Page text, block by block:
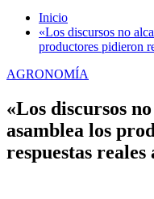
Inicio
«Los discursos no
productores pidieron
AGRONOMÍA
«Los discursos
asamblea los
respuestas